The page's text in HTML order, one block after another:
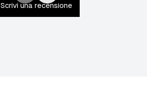
Scrivi una recensione